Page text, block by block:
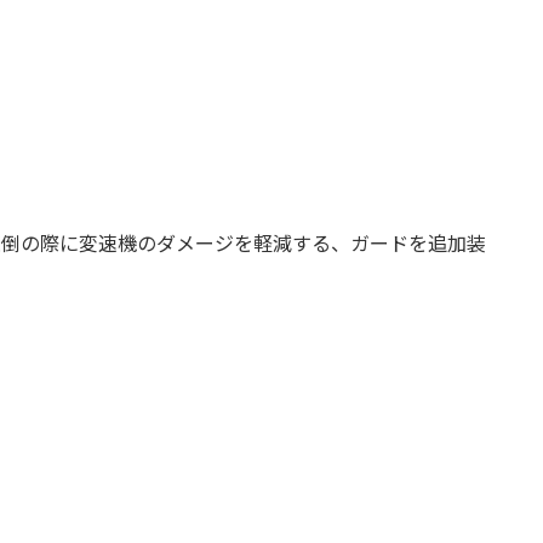
の際に変速機のダメージを軽減する、ガードを追加装